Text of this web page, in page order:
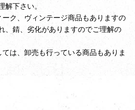
下さい。
ク、ヴィンテージ商品もありますの
、錆、劣化がありますのでご理解の
は、卸売も行っている商品もありま